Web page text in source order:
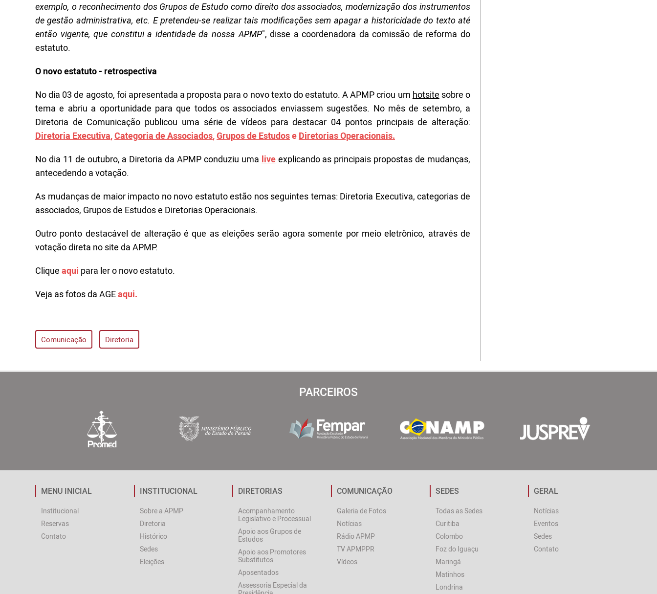
exemplo, o reconhecimento dos Grupos de Estudo como direito dos associados, modernização dos instrumentos
de gestão administrativa, etc. E pretendeu-se realizar tais modificações sem apagar a historicidade do texto até
então vigente, que constitui a identidade da nossa APMP", disse a coordenadora da comissão de reforma do
estatuto.
O novo estatuto - retrospectiva
No dia 03 de agosto, foi apresentada a proposta para o novo texto do estatuto. A APMP criou um hotsite sobre o
tema e abriu a oportunidade para que todos os associados enviassem sugestões. No mês de setembro, a
Diretoria de Comunicação publicou uma série de vídeos para destacar 04 pontos principais de alteração:
Diretoria Executiva,Categoria de Associados,Grupos de Estudose Diretorias Operacionais.
No dia 11 de outubro, a Diretoria da APMP conduziu uma live explicando as principais propostas de mudanças,
antecedendo a votação.
As mudanças de maior impacto no novo estatuto estão nos seguintes temas: Diretoria Executiva, categorias de
associados, Grupos de Estudos e Diretorias Operacionais.
Outro ponto destacável de alteração é que as eleições serão agora somente por meio eletrônico, através de
votação direta no site da APMP.
Clique aqui para ler o novo estatuto.
Veja as fotos da AGEaqui.
Comunicação Diretoria
PARCEIROS
MENU INICIAL
Institucional
Reservas
Contato
INSTITUCIONAL
Sobre a APMP
Diretoria
Histórico
Sedes
Eleições
DIRETORIAS
Acompanhamento
Legislativo e Processual
Apoio aos Grupos de
Estudos
Apoio aos Promotores
Substitutos
Aposentados
Assessoria Especial da
COMUNICAÇÃO
Galeria de Fotos
Notícias
Rádio APMP
TV APMPPR
Vídeos
SEDES
Todas as Sedes
Curitiba
Colombo
Foz do Iguaçu
Maringá
Matinhos
Londrina
GERAL
Notícias
Eventos
Sedes
Contato